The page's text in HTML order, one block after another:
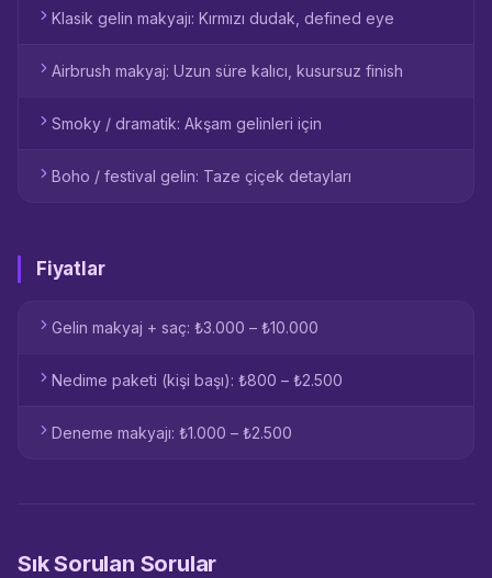
Klasik gelin makyajı: Kırmızı dudak, defined eye
Airbrush makyaj: Uzun süre kalıcı, kusursuz finish
Smoky / dramatik: Akşam gelinleri için
Boho / festival gelin: Taze çiçek detayları
Fiyatlar
Gelin makyaj + saç: ₺3.000 – ₺10.000
Nedime paketi (kişi başı): ₺800 – ₺2.500
Deneme makyajı: ₺1.000 – ₺2.500
Sık Sorulan Sorular